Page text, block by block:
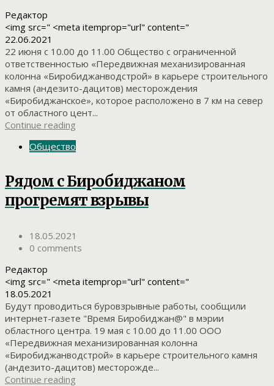
Редактор
<img src=" <meta itemprop="url" content="
22.06.2021
22 июня с 10.00 до 11.00 Общество с ограниченной
ответственностью «Передвижная механизированная
колонна «Биробиджанводстрой» в карьере строительного
камня (андезито-дацитов) месторождения
«Биробиджанское», которое расположено в 7 км на север
от областного цент...
Continue reading
Общество
Рядом с Биробиджаном
прогремят взрывы
18.05.2021
0 comments
Редактор
<img src=" <meta itemprop="url" content="
18.05.2021
Будут проводиться буровзрывные работы, сообщили
интернет-газете "Время Биробиджан@" в мэрии
областного центра. 19 мая с 10.00 до 11.00 ООО
«Передвижная механизированная колонна
«Биробиджанводстрой» в карьере строительного камня
(андезито-дацитов) месторожде...
Continue reading